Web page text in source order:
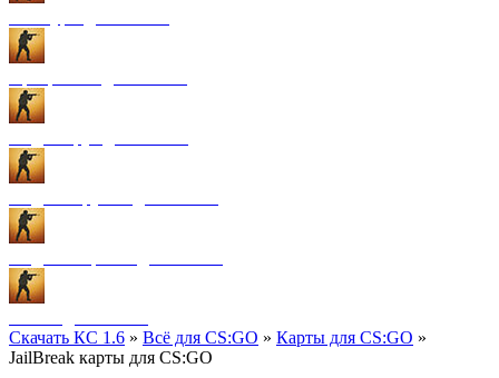
Скачать КС 1.6 » Всё для CS:GO » Карты для CS:GO »
JailBreak карты для CS:GO